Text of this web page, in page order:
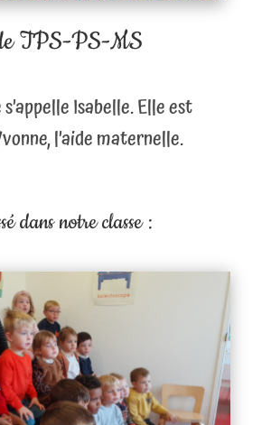
TPS-PS-MS
Isabelle. Elle est
l’aide maternelle.
dans notre classe :